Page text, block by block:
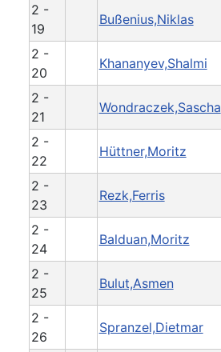
2 -
19
Bußenius,Niklas
2 -
20
Khananyev,Shalmi
2 -
21
Wondraczek,Sascha
2 -
22
Hüttner,Moritz
2 -
23
Rezk,Ferris
2 -
24
Balduan,Moritz
2 -
25
Bulut,Asmen
2 -
26
Spranzel,Dietmar